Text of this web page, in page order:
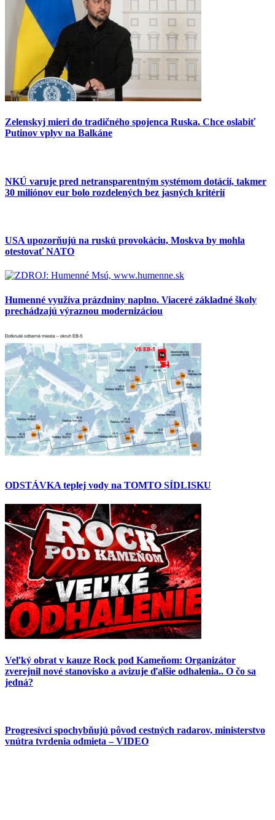
Zelenskyj mieri do tradičného spojenca Ruska. Chce oslabiť
Putinov vplyv na Balkáne
NKÚ varuje pred netransparentným systémom dotácií, takmer
30 miliónov eur bolo rozdelených bez jasných kritérií
USA upozorňujú na ruskú provokáciu, Moskva by mohla
otestovať NATO
Humenné využíva prázdniny naplno. Viaceré základné školy
prechádzajú výraznou modernizáciou
ODSTÁVKA teplej vody na TOMTO SÍDLISKU
Veľký obrat v kauze Rock pod Kameňom: Organizátor
zverejnil nové stanovisko a avizuje ďalšie odhalenia.. O čo sa
jedná?
Progresívci spochybňujú pôvod cestných radarov, ministerstvo
vnútra tvrdenia odmieta – VIDEO